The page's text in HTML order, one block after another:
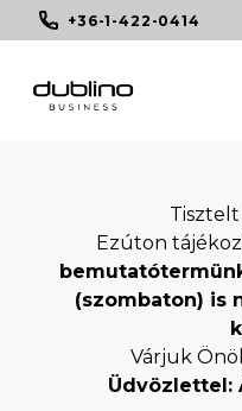
+36-1-422-0414
Ezúton
(szombaton) is
Várjuk
Üdvözlettel: